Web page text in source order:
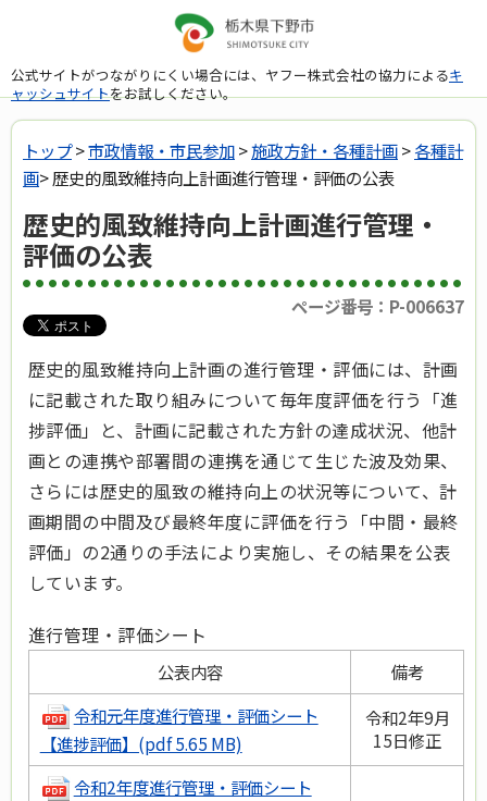
公式サイトがつながりにくい場合には、ヤフー株式会社の協力によるキ
ャッシュサイトをお試しください。
トップ>市政情報・市民参加>施政方針・各種計画>各種計
画> 歴史的風致維持向上計画進行管理・評価の公表
歴史的風致維持向上計画進行管理・
評価の公表
ページ番号：P-006637
歴史的風致維持向上計画の進行管理・評価には、 計画
に記載された取り組みについて毎年度評価を行う「進
捗評価」と、計画に記載された方針の達成状況、他計
画との連携や部署間の連携を通じて生じた波及効果、
さらには歴史的風致の維持向上の状況等について、計
画期間の中間及び最終年度に評価を行う「中間・最終
評価」の2通りの手法により実施し、その結果を公表
しています。
進行管理・評価シート
公表内容
備考
令和元年度進行管理・評価シート
【進捗評価】(pdf 5.65 MB)
令和2年9月
15日修正
令和2年度進行管理・評価シート